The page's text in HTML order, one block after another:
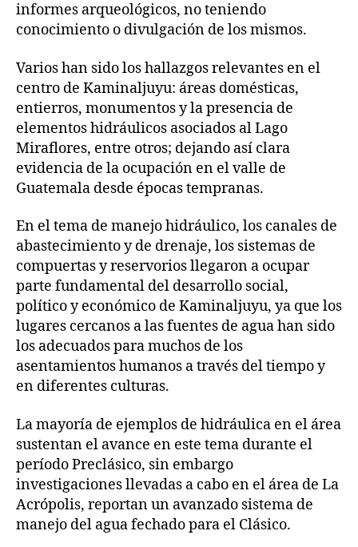
informes arqueológicos, no teniendo
conocimiento o divulgación de los mismos.
Varios han sido los hallazgos relevantes en el
centro de Kaminaljuyu: áreas domésticas,
entierros, monumentos y la presencia de
elementos hidráulicos asociados al Lago
Miraflores, entre otros; dejando así clara
evidencia de la ocupación en el valle de
Guatemala desde épocas tempranas.
En el tema de manejo hidráulico, los canales de
abastecimiento y de drenaje, los sistemas de
compuertas y reservorios llegaron a ocupar
parte fundamental del desarrollo social,
político y económico de Kaminaljuyu, ya que los
lugares cercanos a las fuentes de agua han sido
los adecuados para muchos de los
asentamientos humanos a través del tiempo y
en diferentes culturas.
La mayoría de ejemplos de hidráulica en el área
sustentan el avance en este tema durante el
período Preclásico, sin embargo
investigaciones llevadas a cabo en el área de La
Acrópolis, reportan un avanzado sistema de
manejo del agua fechado para el Clásico.